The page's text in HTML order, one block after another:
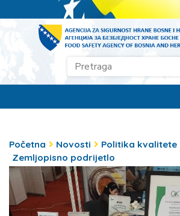
Početna Novosti Politika kvalitete
Zemljopisno podrijetlo